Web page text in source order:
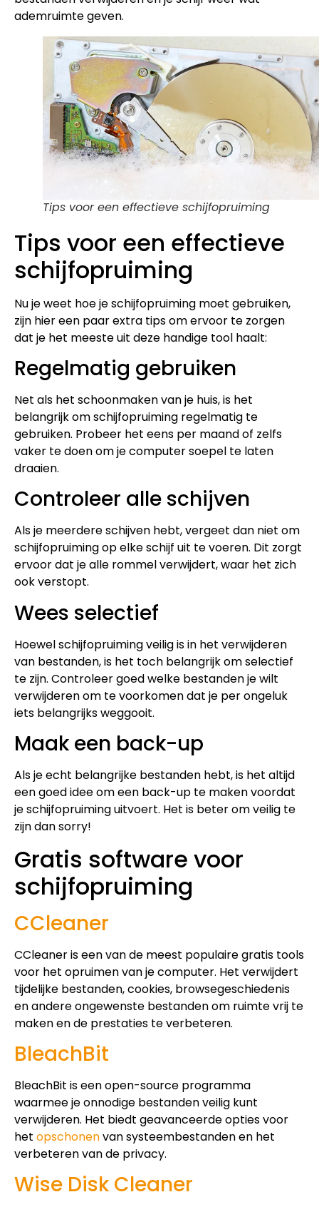
ademruimte geven.
Tips voor een effectieve schijfopruiming
Tips voor een effectieve
schijfopruiming
Nu je weet hoe je schijfopruiming moet gebruiken,
zijn hier een paar extra tips om ervoor te zorgen
dat je het meeste uit deze handige tool haalt:
Regelmatig gebruiken
Net als het schoonmaken van je huis, is het
belangrijk om schijfopruiming regelmatig te
gebruiken. Probeer het eens per maand of zelfs
vaker te doen om je computer soepel te laten
draaien.
Controleer alle schijven
Als je meerdere schijven hebt, vergeet dan niet om
schijfopruiming op elke schijf uit te voeren. Dit zorgt
ervoor dat je alle rommel verwijdert, waar het zich
ook verstopt.
Wees selectief
Hoewel schijfopruiming veilig is in het verwijderen
van bestanden, is het toch belangrijk om selectief
te zijn. Controleer goed welke bestanden je wilt
verwijderen om te voorkomen dat je per ongeluk
iets belangrijks weggooit.
Maak een back-up
Als je echt belangrijke bestanden hebt, is het altijd
een goed idee om een back-up te maken voordat
je schijfopruiming uitvoert. Het is beter om veilig te
zijn dan sorry!
Gratis software voor
schijfopruiming
CCleaner
CCleaner is een van de meest populaire gratis tools
voor het opruimen van je computer. Het verwijdert
tijdelijke bestanden, cookies, browsegeschiedenis
en andere ongewenste bestanden om ruimte vrij te
maken en de prestaties te verbeteren.
BleachBit
BleachBit is een open-source programma
waarmee je onnodige bestanden veilig kunt
verwijderen. Het biedt geavanceerde opties voor
het opschonenvan systeembestanden en het
verbeteren van de privacy.
Wise Disk Cleaner